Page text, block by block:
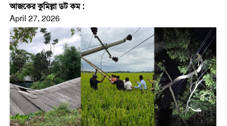
আজকের কুমিল্লা ডট কম :
April 27, 2026